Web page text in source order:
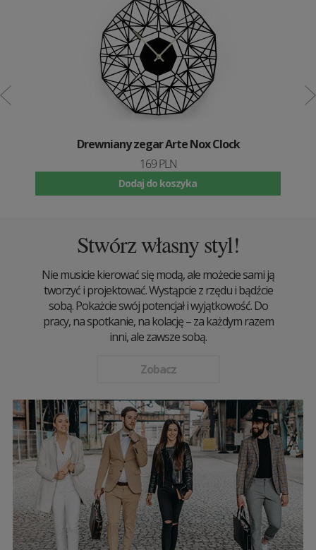
Drewniany zegar Arte Nox Clock
169 PLN
Dodaj do koszyka
Stwórz własny styl!
Nie musicie kierować się modą, ale możecie sami ją
tworzyć i projektować. Wystąpcie z rzędu i bądźcie
sobą. Pokażcie swój potencjał i wyjątkowość. Do
pracy, na spotkanie, na kolację – za każdym razem
inni, ale zawsze sobą.
Zobacz